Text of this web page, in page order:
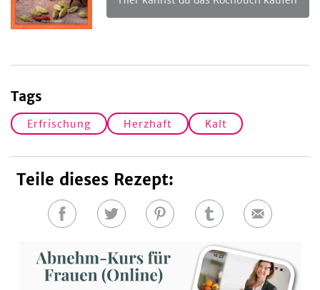
Tags
Erfrischung Herzhaft Kalt
Teile dieses Rezept:
Auf
teilen
Auf
teilen
Auf
teilen
Auf
teilen
E-